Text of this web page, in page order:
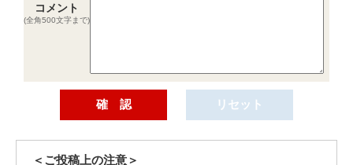
コメント
(全角500文字まで)
＜ご投稿上の注意＞